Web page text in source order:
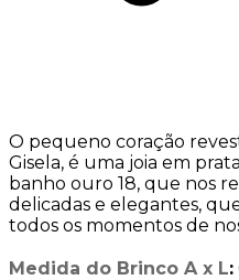
O pequeno coração
Gisela, é uma joia em
banho ouro 18, que nos
delicadas e elegantes,
todos os momentos de
Medida do Brinco A x L: